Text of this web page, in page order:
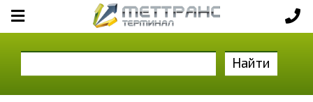
Найти